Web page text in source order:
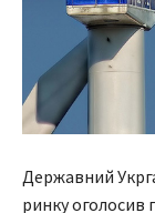
Державний
ринку оголосив